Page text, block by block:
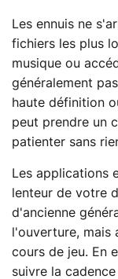
Les ennuis ne
fichiers les plus
musique ou
généralement
haute définition
peut prendre un
patienter sans
Les applications
lenteur de votre
d'ancienne
l'ouverture, mais
cours de jeu. En
suivre la